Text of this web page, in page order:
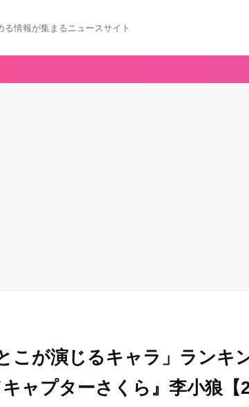
情報が集まるニュースサイト
こが演じるキャラ」ランキ
ャプターさくら』李小狼【